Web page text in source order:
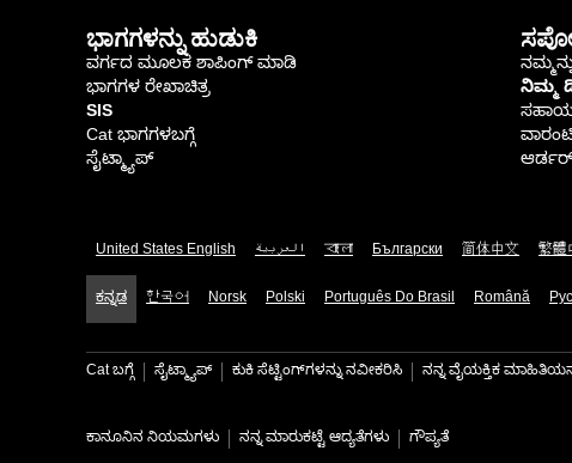
ಭಾಗಗಳನ್ನು ಹುಡುಕಿ
ವರ್ಗದ ಮೂಲಕ ಶಾಪಿಂಗ್ ಮಾಡಿ
ಭಾಗಗಳ ರೇಖಾಚಿತ್ರ
SIS
Cat ಭಾಗಗಳಬಗ್ಗೆ
ಸೈಟ್ಮ್ಯಾಪ್
ನಿಮ್ಮ
ಸಹಾಯ
ಆರ್ಡರ್
United States English العربية বাংলা Български 简体中文 繁體
ಕನ್ನಡ 한국어 Norsk Polski Português Do Brasil Română
Cat ಬಗ್ಗೆ ಸೈಟ್ಮ್ಯಾಪ್ ಕುಕಿ ಸೆಟ್ಟಿಂಗ್‌ಗಳನ್ನು ನವೀಕರಿಸಿ ನನ್ನ ವೈಯಕ್ತಿಕ
ಕಾನೂನಿನ ನಿಯಮಗಳು ನನ್ನ ಮಾರುಕಟ್ಟೆ ಆದ್ಯತೆಗಳು ಗೌಪ್ಯತೆ